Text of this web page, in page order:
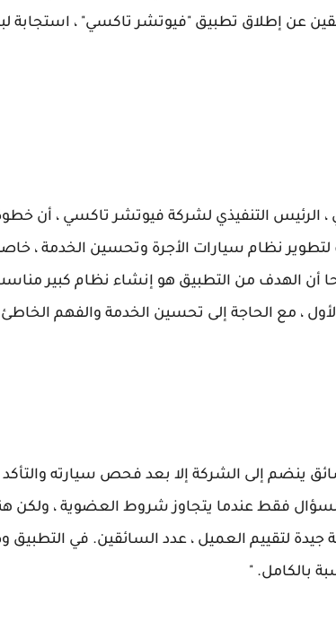
عن إطلاق تطبيق "فيوتشر تاكسي" ، استجابة
، الرئيس التنفيذي لشركة فيوتشر تاكسي ، أن
لتطوير نظام سيارات الأجرة وتحسين الخدمة ،
الهدف من التطبيق هو إنشاء نظام كبير
، مع الحاجة إلى تحسين الخدمة والفهم
ينضم إلى الشركة إلا بعد فحص سيارته
السؤال فقط عندما يتجاوز شروط العضوية ، ولكن
بالكامل. "